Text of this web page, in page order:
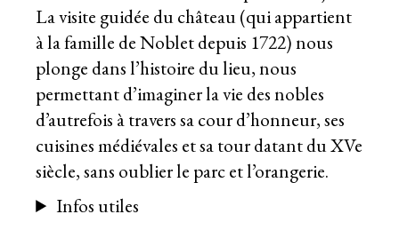
La visite guidée du château (qui appartient
à la famille de Noblet depuis 1722) nous
plonge dans l’histoire du lieu, nous
permettant d’imaginer la vie des nobles
d’autrefois à travers sa cour d’honneur, ses
cuisines médiévales et sa tour datant du XVe
siècle, sans oublier le parc et l’orangerie.
Infos utiles